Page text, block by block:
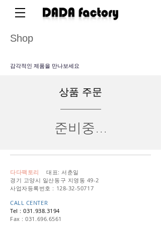
Shop
감각적인 제품을 만나보세요
​상품 주문
준비중...
다다팩토리
대표: 서춘일
경기 고양시 일산동구 지영동 49-2
사업자등록번호 : 128-32-50717
CALL CENTER
Tel :031.938.3194
Fax :031.696.6561